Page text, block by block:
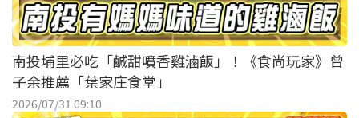
南投埔里必吃「鹹甜噴香雞滷飯」！《食尚玩家》曾
子余推薦「葉家庄食堂」
2026/07/31 09:10